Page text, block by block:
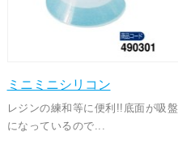
ミニミニシリコン
レジンの練和等に便利!!底面が吸盤
になっているので...